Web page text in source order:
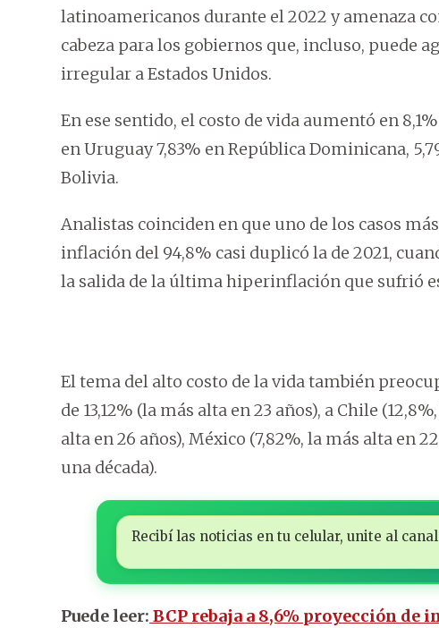
latinoamericanos durante el 2022 y amenaza
cabeza para los gobiernos que, incluso, puede
irregular a Estados Unidos.
En ese sentido, el costo de vida aumentó en
en Uruguay 7,83% en República Dominicana,
Bolivia.
Analistas coinciden en que uno de los casos
inflación del 94,8% casi duplicó la de 2021,
la salida de la última hiperinflación que sufrió
El tema del alto costo de la vida también
de 13,12% (la más alta en 23 años), a Chile
alta en 26 años), México (7,82%, la más alta en
una década).
Recibí las noticias en tu celular, unite al
Puede leer: BCP rebaja a 8,6% proyección de